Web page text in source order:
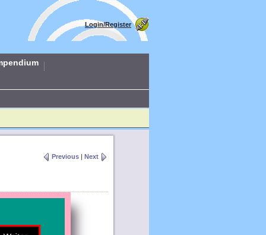
Login/Register
Previous Next